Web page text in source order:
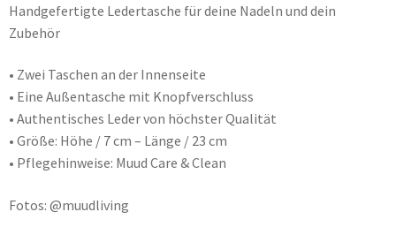
KURSE & EVENTS
AKTUELLES
Handgefertigte Ledertasche für deine Nadeln und dein
Zubehör
• Zwei Taschen an der Innenseite
• Eine Außentasche mit Knopfverschluss
• Authentisches Leder von höchster Qualität
• Größe: Höhe / 7 cm – Länge / 23 cm
• Pflegehinweise: Muud Care & Clean
Fotos: @muudliving